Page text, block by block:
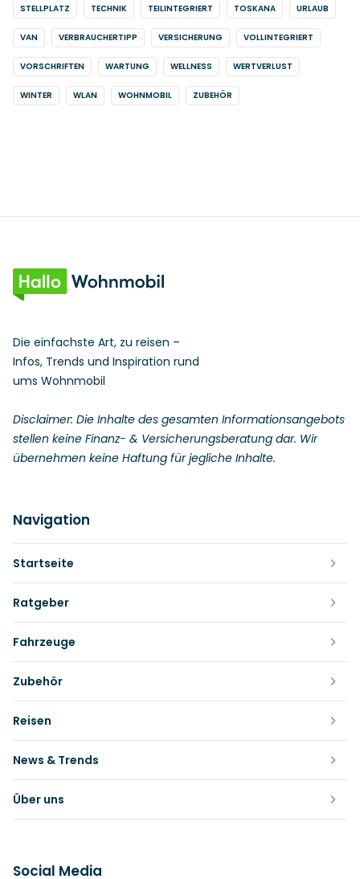
STELLPLATZ TECHNIK TEILINTEGRIERT TOSKANA URLAUB
VAN VERBRAUCHERTIPP VERSICHERUNG VOLLINTEGRIERT
VORSCHRIFTEN WARTUNG WELLNESS WERTVERLUST
WINTER WLAN WOHNMOBIL ZUBEHÖR
Die einfachste Art, zu reisen –
Infos, Trends und Inspiration rund
ums Wohnmobil
Disclaimer: Die Inhalte des gesamten Informationsangebots
stellen keine Finanz- & Versicherungsberatung dar. Wir
übernehmen keine Haftung für jegliche Inhalte.
Navigation
Startseite
Ratgeber
Fahrzeuge
Zubehör
Reisen
News & Trends
Über uns
Social Media